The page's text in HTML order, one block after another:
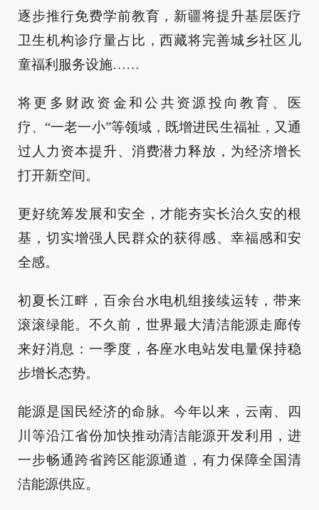
逐步推行免费学前教育，新疆将提升基层医疗
卫生机构诊疗量占比，西藏将完善城乡社区儿
童福利服务设施……
将更多财政资金和公共资源投向教育、医
疗、“一老一小”等领域，既增进民生福祉，又通
过人力资本提升、消费潜力释放，为经济增长
打开新空间。
更好统筹发展和安全，才能夯实长治久安的根
基，切实增强人民群众的获得感、幸福感和安
全感。
初夏长江畔，百余台水电机组接续运转，带来
滚滚绿能。不久前，世界最大清洁能源走廊传
来好消息：一季度，各座水电站发电量保持稳
步增长态势。
能源是国民经济的命脉。今年以来，云南、四
川等沿江省份加快推动清洁能源开发利用，进
一步畅通跨省跨区能源通道，有力保障全国清
洁能源供应。